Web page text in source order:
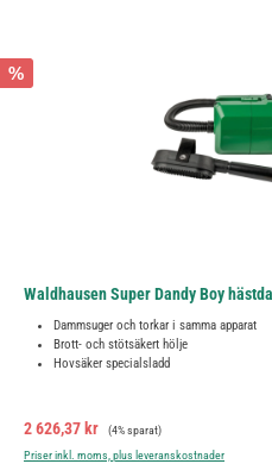
%
Waldhausen Super Dandy Boy
Dammsuger och torkar i samma apparat
Brott- och stötsäkert hölje
Hovsäker specialsladd
Försäljningspris:
2 626,37 kr Ordinarie pris:
(4% sparat)
Priser inkl. moms, plus leveranskostnader